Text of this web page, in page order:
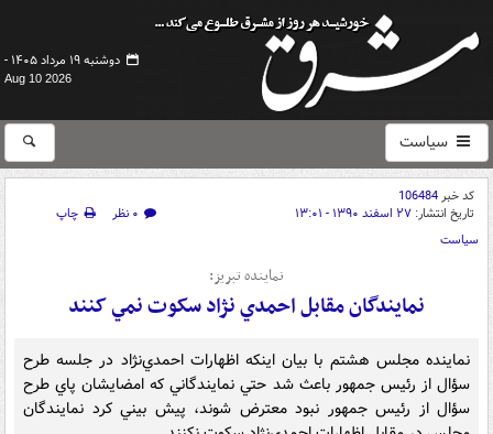
دوشنبه ۱۹ مرداد ۱۴۰۵ -
Aug 10 2026
سیاست
کد خبر106484
تاریخ انتشار: ۲۷ اسفند ۱۳۹۰ - ۱۳:۰۱ ۰ نظر
چاپ
سیاست
نماينده تبريز:
نمايندگان مقابل احمدي نژاد سکوت نمي کنند
نماينده مجلس هشتم با بيان اينكه اظهارات احمدي‌نژاد در جلسه طرح
سؤال از رئيس جمهور باعث شد حتي نمايندگاني كه امضايشان پاي طرح
سؤال از رئيس جمهور نبود معترض شوند، پيش بيني كرد نمايندگان